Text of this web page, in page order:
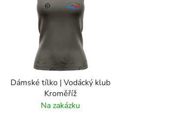
k
t
Dámské tílko | Vodácký klub
Kroměříž
Na zakázku